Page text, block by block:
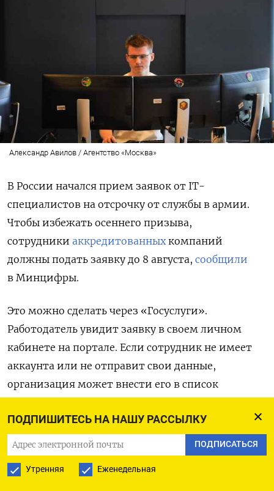
ПОДПИШИТЕСЬ НА НАШУ РАССЫЛКУ
ПОДПИСАТЬСЯ
Утренняя Еженедельная
Александр Авилов / Агентство «Москва»
В России начался прием заявок от IT-
специалистов на отсрочку от службы в армии.
Чтобы избежать осеннего призыва,
сотрудники аккредитованныхкомпаний
должны подать заявку до 8 августа, сообщили
в Минцифры.
Это можно сделать через «Госуслуги».
Работодатель увидит заявку в своем личном
кабинете на портале. Если сотрудник не имеет
аккаунта или не отправит свои данные,
организация может внести его в список
В министерстве отметили, что компания
должна проверить, подтвердить и отправить
списки на отсрочку в Минцифры через